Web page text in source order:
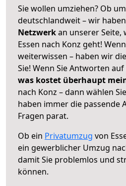
Sie wollen umziehen? Ob
deutschlandweit – wir
Netzwerkan unserer Seite,
Essen nach Konz geht!
weiterwissen – haben wir
Sie! Wenn Sie Antworten
was kostet überhaupt
nach Konz – dann wählen
haben immer die passende
Fragen parat.
Ob ein Privatumzug von
ein gewerblicher Umzug
damit Sie problemlos und
können.